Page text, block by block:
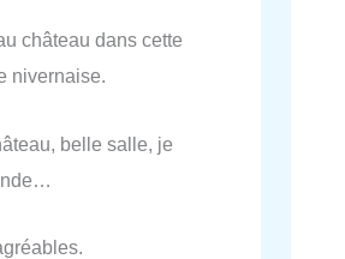
château dans cette
nivernaise.
belle salle, je